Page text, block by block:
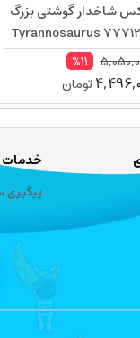
شاخدار گوشتی بزرگ
%11
تومان
خدمات